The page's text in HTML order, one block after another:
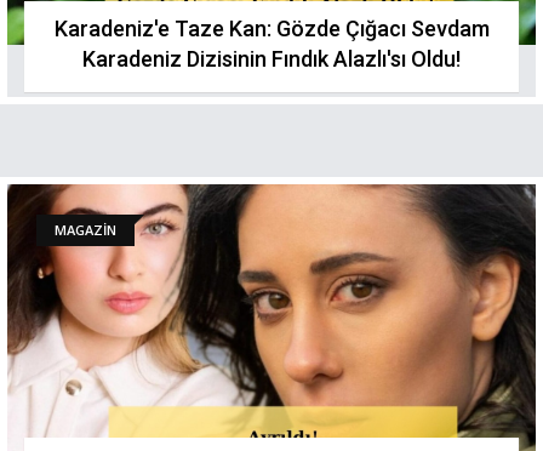
Karadeniz'e Taze Kan: Gözde Çığacı Sevdam
Karadeniz Dizisinin Fındık Alazlı'sı Oldu!
MAGAZİN